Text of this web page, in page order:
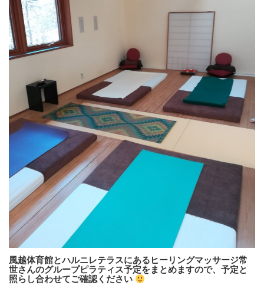
風越体育館とハルニレテラスにあるヒーリングマッサージ常
世さんのグループピラティス予定をまとめますので、予定と
照らし合わせてご確認ください